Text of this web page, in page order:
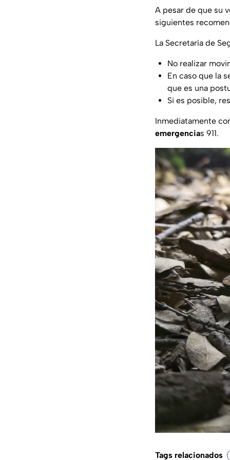
A pesar de que su
siguientes
La Secretaría de
No realizar
En caso que la
que es una
Si es posible,
Inmediatamente
emergencias 911.
Tags relacionados